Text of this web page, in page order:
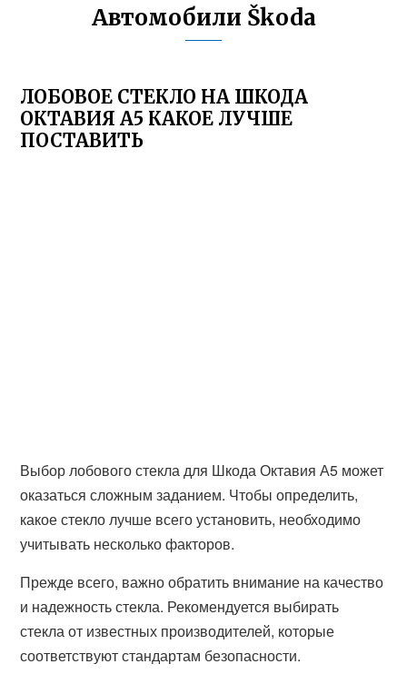
Автомобили Škoda
ЛОБОВОЕ СТЕКЛО НА ШКОДА
ОКТАВИЯ А5 КАКОЕ ЛУЧШЕ
ПОСТАВИТЬ
Выбор лобового стекла для Шкода Октавия А5 может
оказаться сложным заданием. Чтобы определить,
какое стекло лучше всего установить, необходимо
учитывать несколько факторов.
Прежде всего, важно обратить внимание на качество
и надежность стекла. Рекомендуется выбирать
стекла от известных производителей, которые
соответствуют стандартам безопасности.